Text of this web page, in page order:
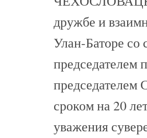
дружбе и
Улан-Баторе со
сроком на 20
уважения